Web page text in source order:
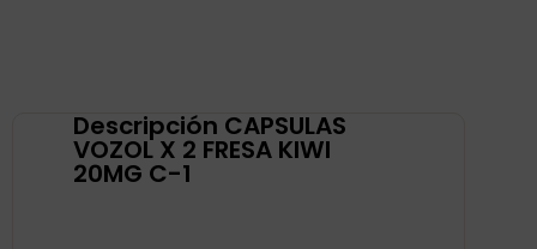
Descripción CAPSULAS
VOZOL X 2 FRESA KIWI
20MG C-1